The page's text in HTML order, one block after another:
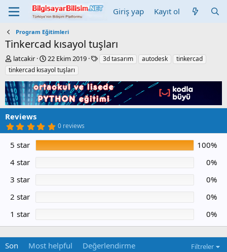
Giriş yap Kayıt ol
Program Eğitimleri
Tinkercad kısayol tuşları
Y
a
z
a
r
latcakir
C
r
e
a
t
i
n
d
a
t
e
22 Ekim 2019
E
k
e
t
r
3d tasarım autodesk
tinkercad
tinkercad kısayol tuşları
Reviews
5
.
0
0
y
l
d
z
0 reviews
5 star
100%
4 star
0%
3 star
0%
2 star
0%
1 star
0%
Son Most helpful Değerlendirme
Filtreler